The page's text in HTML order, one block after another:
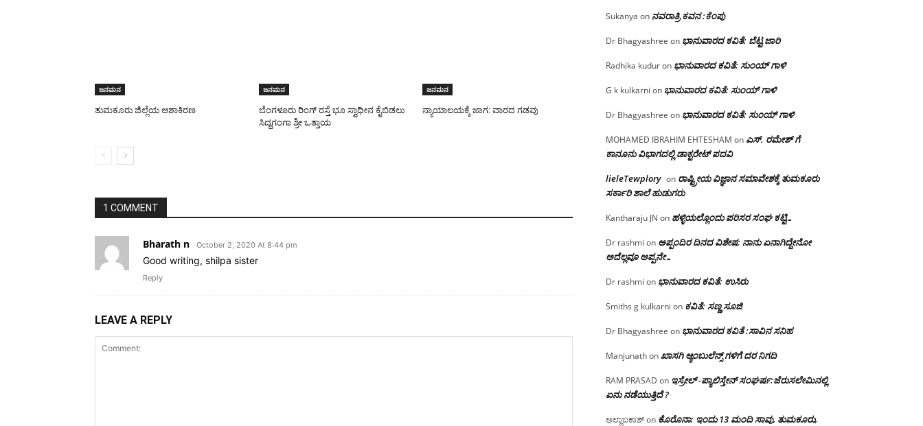
ಜನಮನ
ತುಮಕೂರು ಜಿಲ್ಲೆಯ ಆಶಾಕಿರಣ
ಜನಮನ
ಬೆಂಗಳೂರು ರಿಂಗ್ ರಸ್ತೆ ಭೂ ಸ್ವಾಧೀನ ಕೈಬಿಡಲು
ಸಿದ್ದಗಂಗಾ ಶ್ರೀ ಒತ್ತಾಯ
ಜನಮನ
ನ್ಯಾಯಾಲಯಕ್ಕೆ ಜಾಗ: ವಾರದ ಗಡವು
1 COMMENT
Bharath n October 2, 2020 At 8:44 pm
Good writing, shilpa sister
Reply
LEAVE A REPLY
Sukanya on ನವರಾತ್ರಿ ಕವನ :ಕೆಂಪು
Dr Bhagyashree on ಭಾನುವಾರದ ಕವಿತೆ: ಬೆಟ್ಟ ಜಾರಿ
Radhika kuduron ಭಾನುವಾರದ ಕವಿತೆ: ಸುಂಯ್ ಗಾಳಿ
G k kulkarni on ಭಾನುವಾರದ ಕವಿತೆ: ಸುಂಯ್ ಗಾಳಿ
Dr Bhagyashree on ಭಾನುವಾರದ ಕವಿತೆ: ಸುಂಯ್ ಗಾಳಿ
MOHAMED IBRAHIM EHTESHAM on ಎಸ್. ರಮೇಶ್ ಗೆ
ಕಾನೂನು ವಿಭಾಗದಲ್ಲಿ ಡಾಕ್ಟರೇಟ್ ಪದವಿ
lieleTewplory on ರಾಷ್ಟ್ರೀಯ ವಿಜ್ಞಾನ ಸಮಾವೇಶಕ್ಕೆ‌ ತುಮಕೂರು
ಸರ್ಕಾರಿ ಶಾಲೆ ಹುಡುಗರು
Kantharaju JN on ಹಳ್ಳಿಯಲ್ಲೊಂದು ಪರಿಸರ ಸಂಘ ಕಟ್ಟಿ…
Dr rashmi on ಅಪ್ಪಂದಿರ ದಿನದ ವಿಶೇಷ: ನಾನು ಏನಾಗಿದ್ದೇನೋ‌
ಅದೆಲ್ಲವೂ ಅಪ್ಪನೇ…
Dr rashmi on ಭಾನುವಾರದ ಕವಿತೆ: ಉಸಿರು
Smiths g kulkarni on ಕವಿತೆ: ಸಣ್ಣ ಸೂಜಿ
Dr Bhagyashree on ಭಾನುವಾರದ ಕವಿತೆ :ಸಾವಿನ ಸನಿಹ
Manjunathonಖಾಸಗಿ ಆ್ಯಂಬುಲೆನ್ಸ್ ಗಳಿಗೆ ದರ ನಿಗದಿ
RAM PRASAD on ಇಸ್ರೇಲ್ -ಪ್ಯಾಲಿಸ್ತೇನ್ ಸಂಘರ್ಷ:ಜೆರುಸಲೇಮಿನಲ್ಲಿ
ಏನು ನಡೆಯುತ್ತಿದೆ ?
ಅಲ್ಲಾಬಕಾಶ್on ಕೊರೊನಾ: ಇಂದು 13 ಮಂದಿ ಸಾವು, ತುಮಕೂರು,